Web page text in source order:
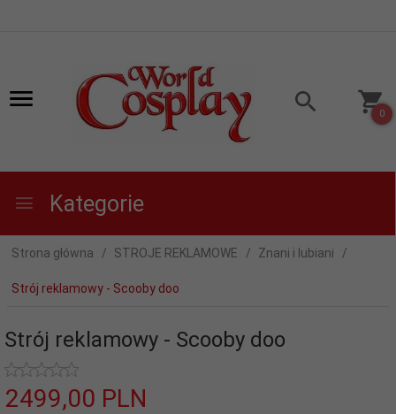
0
Kategorie
Strona główna STROJE REKLAMOWE Znani i lubiani
Strój reklamowy - Scooby doo
Strój reklamowy - Scooby doo
2499,00 PLN